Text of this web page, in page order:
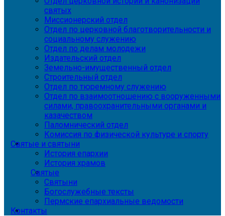
святых
Миссионерский отдел
Отдел по церковной благотворительности и
социальному служению
Отдел по делам молодежи
Издательский отдел
Земельно-имущественный отдел
Строительный отдел
Отдел по тюремному служению
Отдел по взаимоотношению с вооруженными
силами, правоохранительными органами и
казачеством
Паломнический отдел
Комиссия по физической культуре и спорту
Святые и святыни
История епархии
История храмов
Святые
Святыни
Богослужебные тексты
Пермские епархиальные ведомости
Контакты